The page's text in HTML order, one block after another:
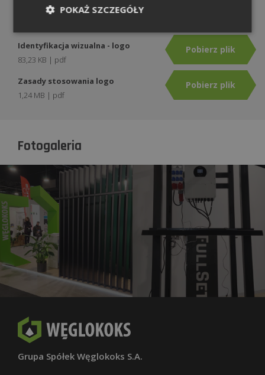
Pobierz plik
Identyfikacja wizualna - logo
83,23 KB | pdf
Pobierz plik
Zasady stosowania logo
1,24 MB | pdf
Pobierz plik
Fotogaleria
Grupa Spółek Węglokoks S.A.
POKAŻ SZCZEGÓŁY